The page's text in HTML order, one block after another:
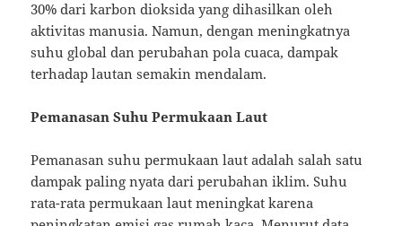
30% dari karbon dioksida yang dihasilkan oleh
aktivitas manusia. Namun, dengan meningkatnya
suhu global dan perubahan pola cuaca, dampak
terhadap lautan semakin mendalam.
Pemanasan Suhu Permukaan Laut
Pemanasan suhu permukaan laut adalah salah satu
dampak paling nyata dari perubahan iklim. Suhu
rata-rata permukaan laut meningkat karena